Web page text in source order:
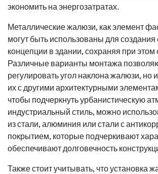
экономить на энергозатратах.
Металлические жалюзи, как элемент
могут быть использованы для создания
концепции в здании, сохраняя при этом
Различные варианты монтажа
регулировать угол наклона жалюзи, но
их с другими архитектурными
чтобы подчеркнуть урбанистическую
индустриальный стиль, можно
из стали, алюминия или стали с
покрытием, которые подчеркивают
обеспечивают долговечность
Также стоит учитывать, что установка